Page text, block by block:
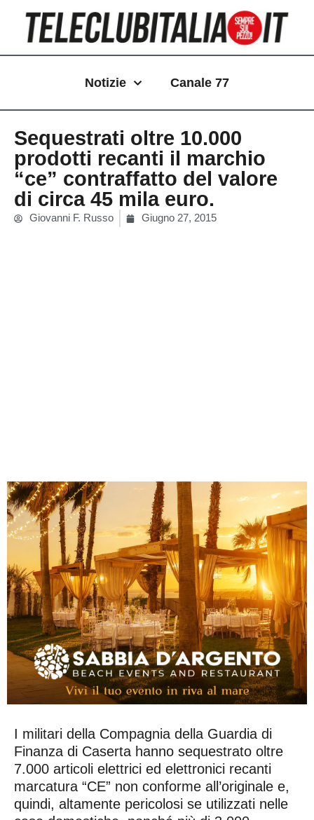
contenuto
Notizie Canale 77
Sequestrati oltre 10.000
prodotti recanti il marchio
“ce” contraffatto del valore
di circa 45 mila euro.
Giovanni F. Russo Giugno 27, 2015
I militari della Compagnia della Guardia di
Finanza di Caserta hanno sequestrato oltre
7.000 articoli elettrici ed elettronici recanti
marcatura “CE” non conforme all’originale e,
quindi, altamente pericolosi se utilizzati nelle